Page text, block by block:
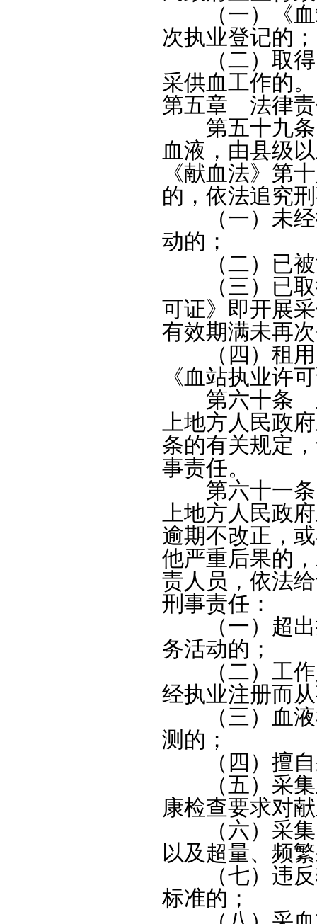
（一）《血
次执业登记的；
（二）取得
采供血工作的。
第五章 法律
第五十九条
血液，由县级
《献血法》第
的，依法追究
（一）未经
动的；
（二）已被
（三）已取
可证》即开展
有效期满未再
（四）租用
《血站执业许
第六十条 血
上地方人民政
条的有关规定
事责任。
第六十一条
上地方人民政
逾期不改正，
他严重后果的
责人员，依法
刑事责任：
（一）超出
务活动的；
（二）工作
经执业注册而
（三）血液
测的；
（四）擅自
（五）采集
康检查要求对
（六）采集
以及超量、频
（七）违反
标准的；